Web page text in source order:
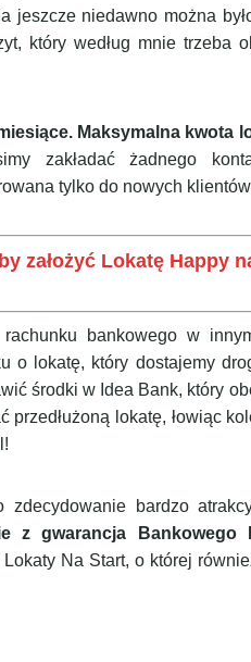
jeszcze niedawno można
który według mnie trzeba
Maksymalna kwota
zakładać żadnego
tylko do nowych
założyć Lokatę Happy
bankowego w
o lokatę, który dostajemy
środki w Idea Bank, który
przedłużoną lokatę, łowiąc
bardzo
z gwarancja Bankowego
Na Start, o której